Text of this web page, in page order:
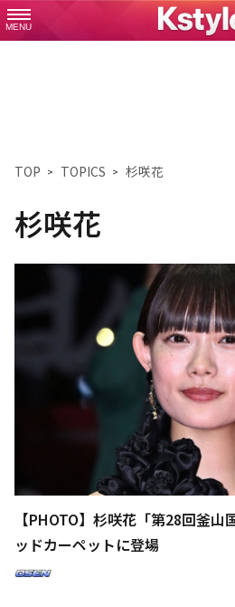
MENU
TOP TOPICS 杉咲花
杉咲花
【PHOTO】杉咲花「第28回釜
ッドカーペットに登場